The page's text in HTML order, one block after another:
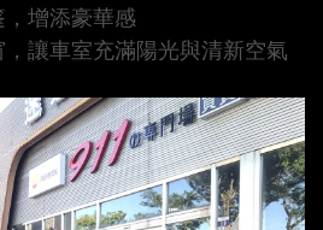
，增添豪華感
，讓車室充滿陽光與清新空氣